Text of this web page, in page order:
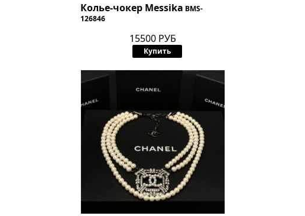
Колье-чокер Messika BMS-
126846
15500 РУБ
Купить